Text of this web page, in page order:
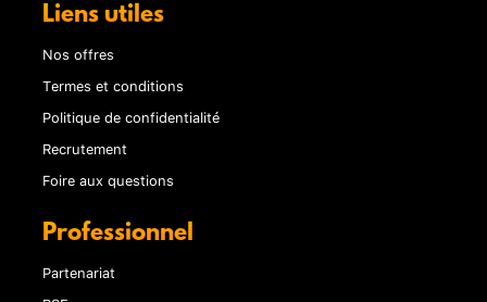
Liens utiles
Nos offres
Termes et conditions
Politique de confidentialité
Recrutement
Foire aux questions
Professionnel
Partenariat